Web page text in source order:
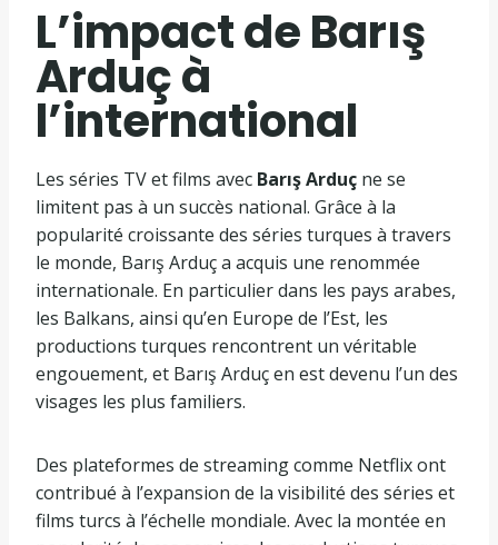
L’impact de Barış
Arduç à
l’international
Les séries TV et films avec Barış Arduç ne se
limitent pas à un succès national. Grâce à la
popularité croissante des séries turques à travers
le monde, Barış Arduç a acquis une renommée
internationale. En particulier dans les pays arabes,
les Balkans, ainsi qu’en Europe de l’Est, les
productions turques rencontrent un véritable
engouement, et Barış Arduç en est devenu l’un des
visages les plus familiers.
Des plateformes de streaming comme Netflix ont
contribué à l’expansion de la visibilité des séries et
films turcs à l’échelle mondiale. Avec la montée en